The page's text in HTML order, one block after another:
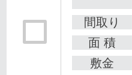
間取り
面 積
敷金